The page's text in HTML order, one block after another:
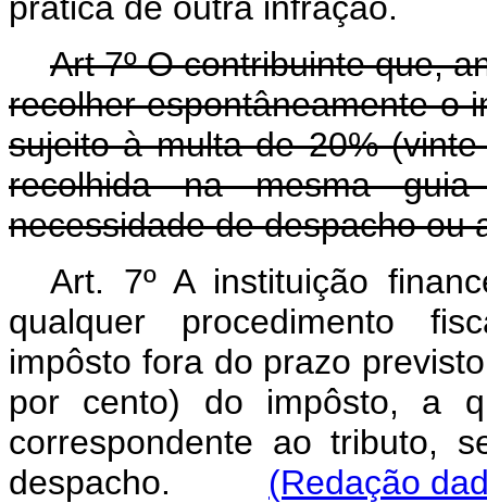
Art 7º O contribuinte que,
recolher espontâneamente o
sujeito à multa de 20%
recolhida na mesma
necessidade de despacho ou
Art. 7º A instituição
qualquer procedimento
impôsto fora do prazo
por cento) do impôsto, a
correspondente ao tributo,
despacho. (Redação